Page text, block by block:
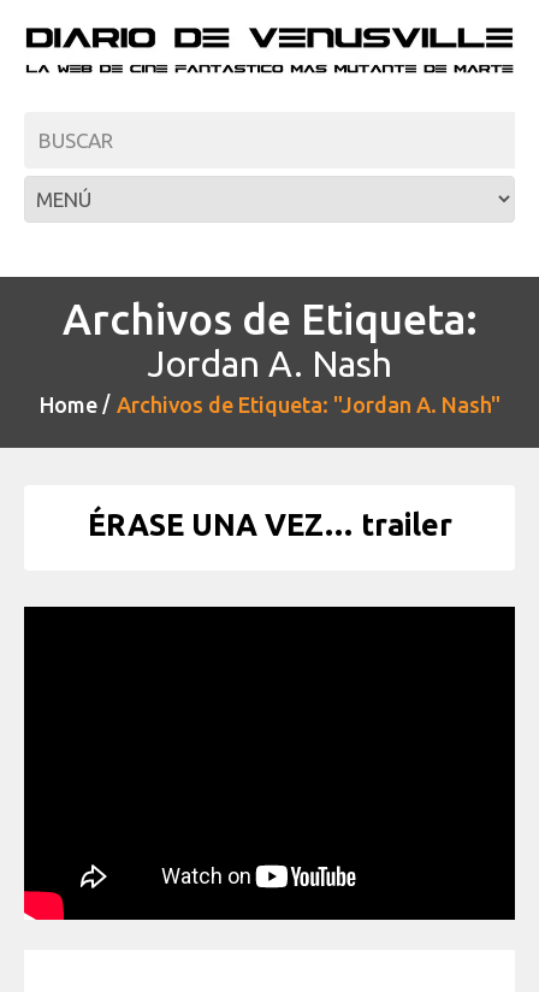
Archivos de Etiqueta:
Jordan A. Nash
Home Archivos de Etiqueta: "Jordan A. Nash"
ÉRASE UNA VEZ… trailer